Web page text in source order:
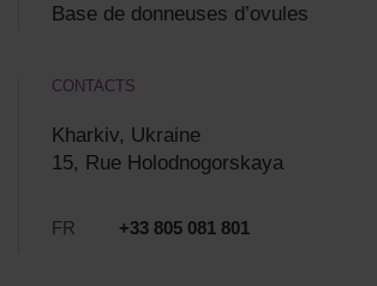
Base de donneuses d’ovules
CONTACTS
Kharkiv, Ukraine
15, Rue Holodnogorskaya
FR +33 805 081 801